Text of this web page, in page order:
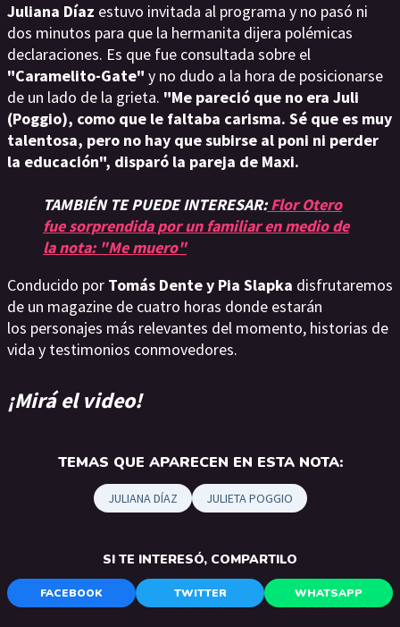
Juliana Díaz estuvo invitada al programa y no pasó ni
dos minutos para que la hermanita dijera polémicas
declaraciones. Es que fue consultada sobre el
"Caramelito-Gate" y no dudo a la hora de posicionarse
de un lado de la grieta. "Me pareció que no era Juli
(Poggio), como que le faltaba carisma. Sé que es muy
talentosa, pero no hay que subirse al poni ni perder
la educación", disparó la pareja de Maxi.
TAMBIÉN TE PUEDE INTERESAR:Flor Otero
fue sorprendida por un familiar en medio de
la nota: "Me muero"
Conducido por Tomás Dente y Pia Slapka disfrutaremos
de un magazine de cuatro horas donde estarán
los personajes más relevantes del momento, historias de
vida y testimonios conmovedores.
¡Mirá el video!
TEMAS QUE APARECEN EN ESTA NOTA:
JULIANA DÍAZ JULIETA POGGIO
SI TE INTERESÓ, COMPARTILO
FACEBOOK TWITTER WHATSAPP